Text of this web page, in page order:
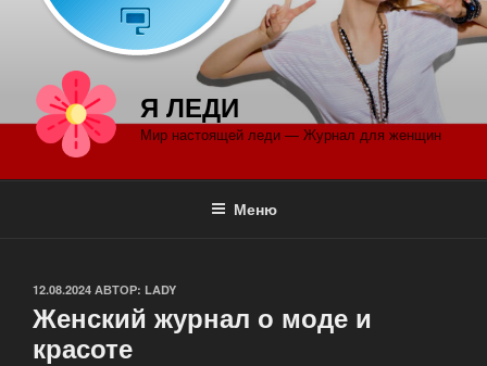
Я ЛЕДИ
Мир настоящей леди — Журнал для женщин
Меню
ОПУБЛИКОВАНО
12.08.2024 АВТОР: LADY
Женский журнал о моде и
красоте